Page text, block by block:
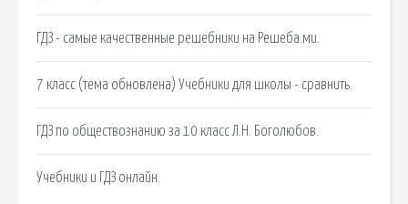
ГДЗ - самые качественные решебники на Решеба.ми.
7 класс (тема обновлена) Учебники для школы - сравнить.
ГДЗ по обществознанию за 10 класс Л.Н. Боголюбов.
Учебники и ГДЗ онлайн.